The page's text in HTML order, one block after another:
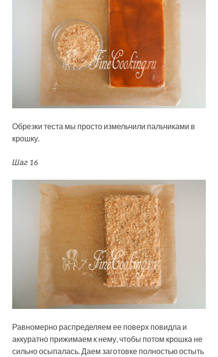
Обрезки теста мы просто измельчили пальчиками в
крошку.
Шаг 16
Равномерно распределяем ее поверх повидла и
аккуратно прижимаем к нему, чтобы потом крошка не
сильно осыпалась. Даем заготовке полностью остыть